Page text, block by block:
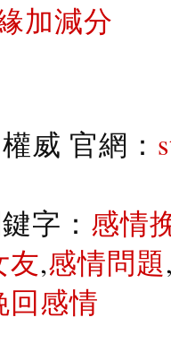
加減分
權威 官網：
字： 感情
友,感情問題
回感情